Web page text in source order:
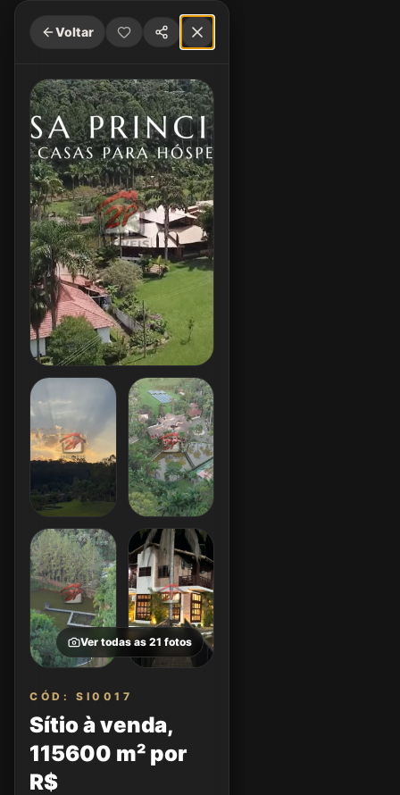
Voltar
Ver todas as 21 fotos
CÓD: SI0017
Sítio à venda,
115600 m² por
R$